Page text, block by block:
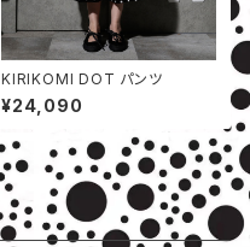
KIRIKOMI DOT パンツ
¥24,090